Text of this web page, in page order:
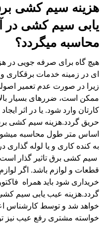
هزینه سیم کشی
یابی سیم کشی در
محاسبه میگردد؟
هیچ گاه برای صرفه جویی در
ای در زمینه خدمات
زیرا در صورت عدم تعمیر
ممکن است، ضررهای بسیار
کارتان وارد شود. یا در اثر
حریق گردد.هزینه سیم کشی
اساس متر طول محاسبه
به کنده کاری و یا لوله گذاری
سیم کشی برق تاثیر گذار
قطعات و لوازم باشد. اگر
خریداری شود باید همراه
گردد.هزینه عیب یابی سیم
خواهد شد و توسط کارشناس
خواسته مشتری رفع عیب نیز